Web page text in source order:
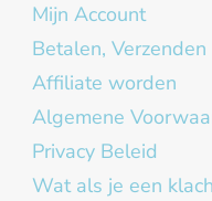
Mijn Account
Betalen,
Affiliate worden
Algemene
Privacy Beleid
Wat als je een